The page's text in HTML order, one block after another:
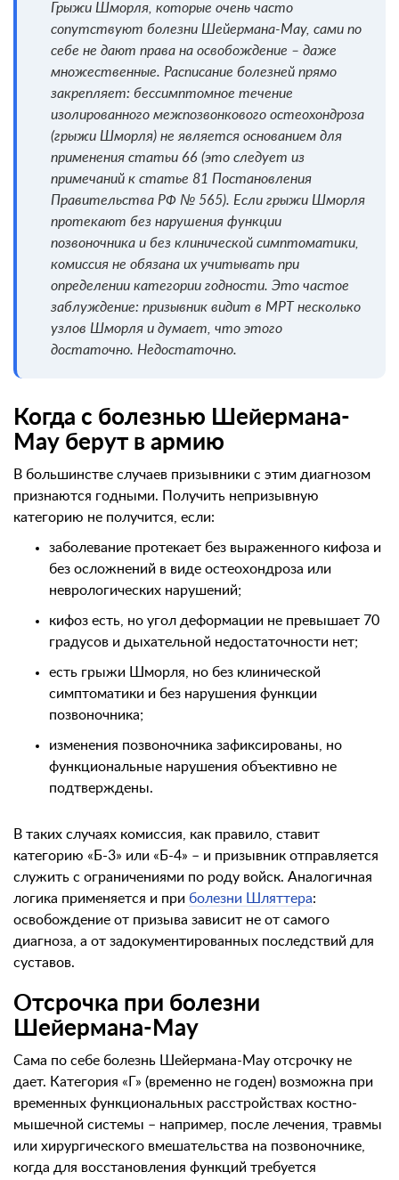
Грыжи Шморля, которые очень часто
сопутствуют болезни Шейермана-Мау, сами по
себе не дают права на освобождение – даже
множественные. Расписание болезней прямо
закрепляет: бессимптомное течение
изолированного межпозвонкового остеохондроза
(грыжи Шморля) не является основанием для
применения статьи 66 (это следует из
примечаний к статье 81 Постановления
Правительства РФ № 565). Если грыжи Шморля
протекают без нарушения функции
позвоночника и без клинической симптоматики,
комиссия не обязана их учитывать при
определении категории годности. Это частое
заблуждение: призывник видит в МРТ несколько
узлов Шморля и думает, что этого
достаточно. Недостаточно.
Когда с болезнью Шейермана-
Мау берут в армию
В большинстве случаев призывники с этим диагнозом
признаются годными. Получить непризывную
категорию не получится, если:
заболевание протекает без выраженного кифоза и
без осложнений в виде остеохондроза или
неврологических нарушений;
кифоз есть, но угол деформации не превышает 70
градусов и дыхательной недостаточности нет;
есть грыжи Шморля, но без клинической
симптоматики и без нарушения функции
позвоночника;
изменения позвоночника зафиксированы, но
функциональные нарушения объективно не
подтверждены.
В таких случаях комиссия, как правило, ставит
категорию «Б-3» или «Б-4» – и призывник отправляется
служить с ограничениями по роду войск. Аналогичная
логика применяется и при болезни Шляттера:
освобождение от призыва зависит не от самого
диагноза, а от задокументированных последствий для
суставов.
Отсрочка при болезни
Шейермана-Мау
Сама по себе болезнь Шейермана-Мау отсрочку не
дает. Категория «Г» (временно не годен) возможна при
временных функциональных расстройствах костно-
мышечной системы – например, после лечения, травмы
или хирургического вмешательства на позвоночнике,
когда для восстановления функций требуется